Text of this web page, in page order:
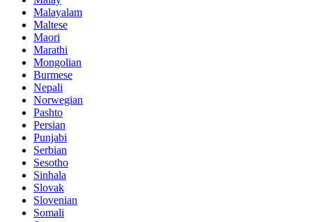
Malayalam
Maltese
Maori
Marathi
Mongolian
Burmese
Nepali
Norwegian
Pashto
Persian
Punjabi
Serbian
Sesotho
Sinhala
Slovak
Slovenian
Somali